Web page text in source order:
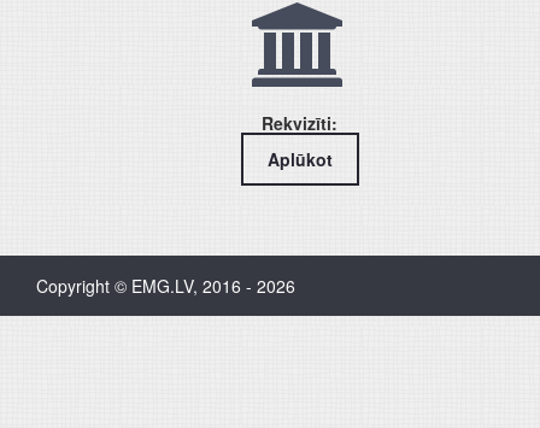
Rekvizīti:
Aplūkot
Copyright © EMG.LV, 2016 - 2026